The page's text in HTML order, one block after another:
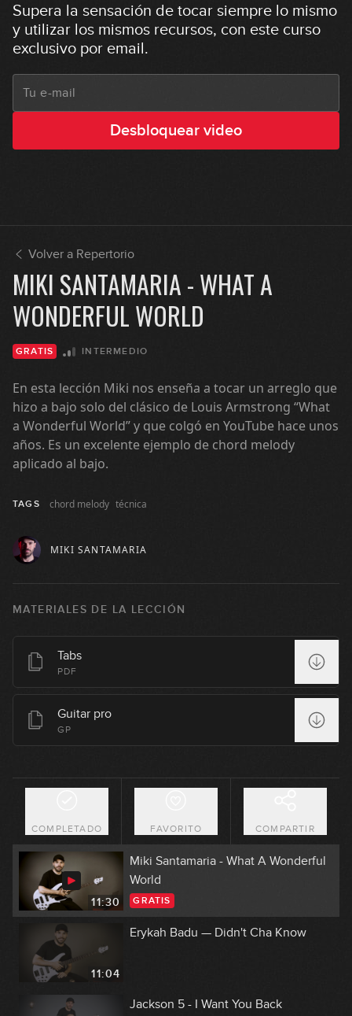
Supera la sensación de tocar siempre lo mismo
y utilizar los mismos recursos, con este curso
exclusivo por email.
Desbloquear video
Volver a Repertorio
MIKI SANTAMARIA - WHAT A
WONDERFUL WORLD
GRATIS INTERMEDIO
En esta lección Miki nos enseña a tocar un arreglo que
hizo a bajo solo del clásico de Louis Armstrong “What
a Wonderful World” y que colgó en YouTube hace unos
años. Es un excelente ejemplo de chord melody
aplicado al bajo.
TAGS chord melody técnica
MIKI SANTAMARIA
MATERIALES DE LA LECCIÓN
Tabs
PDF
Guitar pro
GP
COMPLETADO FAVORITO COMPARTIR
15:02
Pink Floyd - Money
11:24
05:05
Pino D'Angiò - Ma Quale Idea
32:42
Weather Report - Teen Town
12:36
Rage Against the Machine - Take
The Power Back
11:07
Jamiroquai - Cosmic Girl
16:09
09:51
Camarón de la Isla - La Leyenda del
14:43
Carles Benavent - De perdidos al río
11:30
Miki Santamaria - What A Wonderful
World
GRATIS
11:04
Erykah Badu — Didn't Cha Know
Jackson 5 - I Want You Back